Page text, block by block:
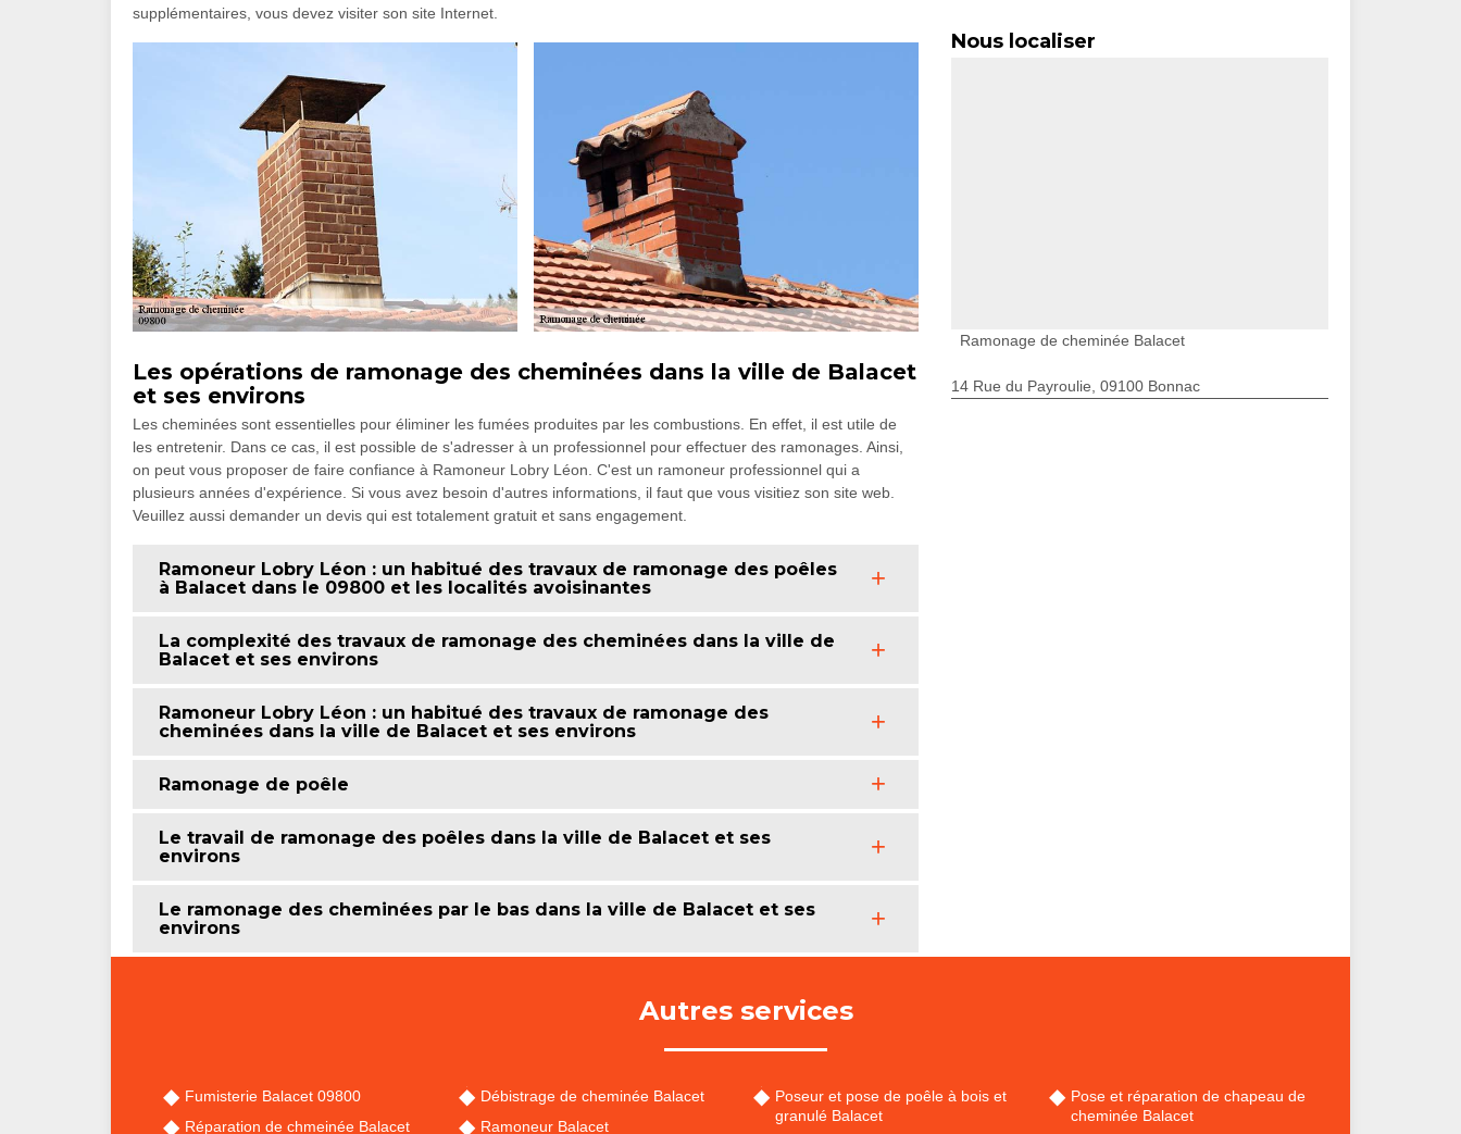
supplémentaires, vous devez visiter son site Internet.
Les opérations de ramonage des cheminées dans la ville de Balacet
et ses environs
Les cheminées sont essentielles pour éliminer les fumées produites par les combustions. En effet, il est utile de
les entretenir. Dans ce cas, il est possible de s'adresser à un professionnel pour effectuer des ramonages. Ainsi,
on peut vous proposer de faire confiance à Ramoneur Lobry Léon. C'est un ramoneur professionnel qui a
plusieurs années d'expérience. Si vous avez besoin d'autres informations, il faut que vous visitiez son site web.
Veuillez aussi demander un devis qui est totalement gratuit et sans engagement.
Ramoneur Lobry Léon : un habitué des travaux de ramonage des poêles
à Balacet dans le 09800 et les localités avoisinantes
La complexité des travaux de ramonage des cheminées dans la ville de
Balacet et ses environs
Ramoneur Lobry Léon : un habitué des travaux de ramonage des
cheminées dans la ville de Balacet et ses environs
Ramonage de poêle
Le travail de ramonage des poêles dans la ville de Balacet et ses
environs
Le ramonage des cheminées par le bas dans la ville de Balacet et ses
environs
Nous localiser
Ramonage de cheminée Balacet
14 Rue du Payroulie, 09100 Bonnac
Autres services
Fumisterie Balacet 09800
Réparation de chmeinée Balacet
Débistrage de cheminée Balacet
Ramoneur Balacet
Poseur et pose de poêle à bois et
granulé Balacet
Pose et réparation de chapeau de
cheminée Balacet